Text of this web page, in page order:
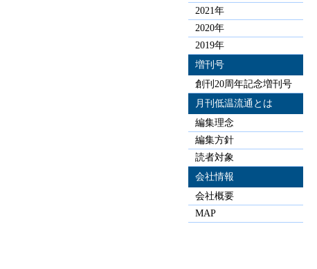
2021年
2020年
2019年
増刊号
創刊20周年記念増刊号
月刊低温流通とは
編集理念
編集方針
読者対象
会社情報
会社概要
MAP